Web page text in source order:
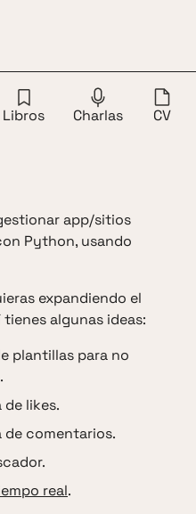
Libros Charlas CV
app/sitios
Python, usando
expandiendo el
algunas ideas:
plantillas para no
likes.
de comentarios.
real.
Modelos 4.